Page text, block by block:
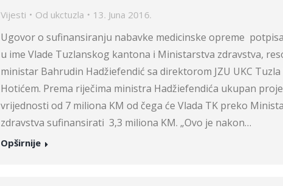
Vijesti Od ukctuzla 13. Juna 2016.
Ugovor o sufinansiranju nabavke medicinske opreme
u ime Vlade Tuzlanskog kantona i Ministarstva zdravstva,
ministar Bahrudin Hadžiefendić sa direktorom JZU UKC
Hotićem. Prema riječima ministra Hadžiefendića ukupan
vrijednosti od 7 miliona KM od čega će Vlada TK preko
zdravstva sufinansirati 3,3 miliona KM. „Ovo je nakon…
Opširnije